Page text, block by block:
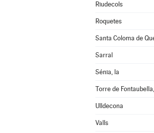
Riudecols
Roquetes
Santa Coloma de
Sarral
Sénia, la
Torre de
Ulldecona
Valls